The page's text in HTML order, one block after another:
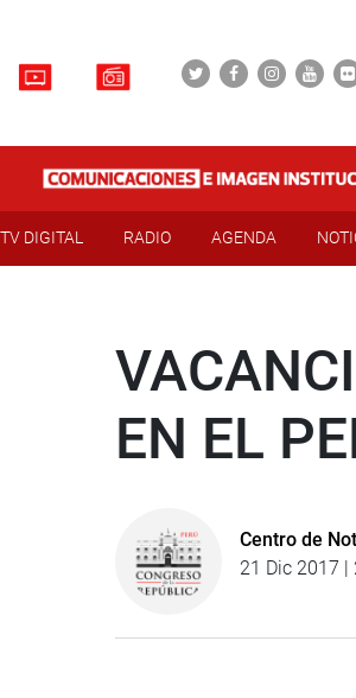
TV DIGITAL RADIO AGENDA
EN EL
Centro de
21 Dic 2017 |